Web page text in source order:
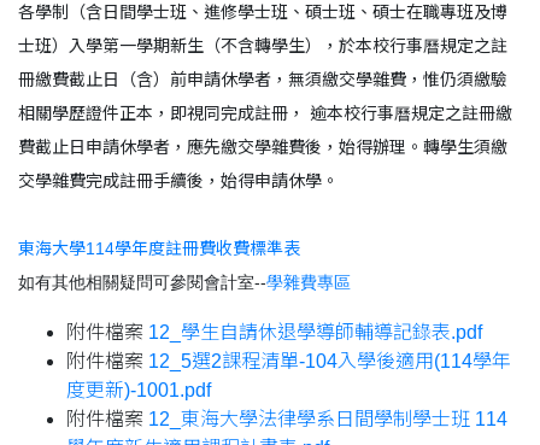
各學制（含日間學士班、進修學士班、碩士班、碩士在職專班及博
士班）入學第一學期新生（不含轉學生），於本校行事曆規定之註
冊繳費截止日（含）前申請休學者，無須繳交學雜費，惟仍須繳驗
相關學歷證件正本，即視同完成註冊， 逾本校行事曆規定之註冊繳
費截止日申請休學者，應先繳交學雜費後，始得辦理。轉學生須繳
交學雜費完成註冊手續後，始得申請休學。
東海大學114學年度註冊費收費標準表
如有其他相關疑問可參閱會計室--學雜費專區
附件檔案 12_學生自請休退學導師輔導記錄表.pdf
附件檔案 12_5選2課程清單-104入學後適用(114學年
度更新)-1001.pdf
附件檔案 12_東海大學法律學系日間學制學士班 114